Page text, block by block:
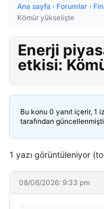
Ana sayfa › Forumlar ›
Kömür yükselişte
Enerji
etkisi:
Bu konu 0 yanıt içerir, 1
tarafından
1 yazı görüntüleniyor
08/06/2026: 9:33 pm